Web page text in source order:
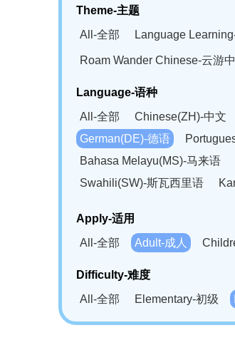
Theme-主题
All-全部
Language
Roam Wander Chinese-云游
Language-语种
All-全部
Chinese(ZH)-中文
German(DE)-德语
Bahasa Melayu(MS)-马来语
Swahili(SW)-斯瓦西里语
Apply-适用
All-全部
Adult-成人
Difficulty-难度
All-全部
Elementary-初级